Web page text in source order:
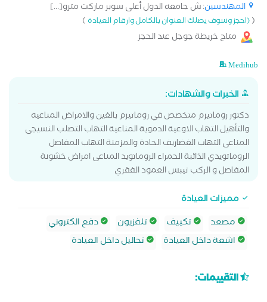
المهندسين: ش جامعه الدول أعلى سوبر ماركت مترو[...]
((احجز وسوف يصلك العنوان بالكامل وارقام العيادة)
متاح خريطة جوجل عند الحجز
Medihub
الخبرات والشهادات:
دكتور روماتيزم متخصص في روماتيزم بالغين والامراض المناعيه
والتأهيل التهاب الاوعية الدموية المناعية التهاب التصلب النسيجى
المناعى التهاب الغضاريف الحادة والمزمنة التهاب المفاصل
الروماتويدي الذائبة الحمراء الروماتويد المناعى امراض خشونة
المفاصل و الركب تيبس العمود الفقري
مميزات العيادة
مصعد
تكييف تلفزيون
دفع الكتروني
اشعة داخل العيادة
تحاليل داخل العيادة
التقييمات: